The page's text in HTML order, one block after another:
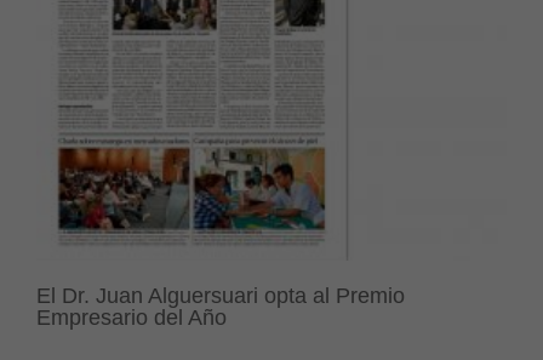
El Dr. Juan Alguersuari opta al Premio
Empresario del Año